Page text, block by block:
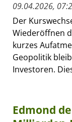
09.04.2026,
Der
Wiederöffnen
kurzes
Geopolitik
Investoren.
Edmond